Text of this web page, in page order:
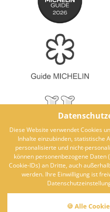
Diese Website verwendet Cookies
Inhalte einzubinden, statistische
personalisierte und nicht-
können personenbezogene Daten
Cookie-IDs) an Dritte, auch
werden. Ihre Einwilligung ist
🍪 Alle